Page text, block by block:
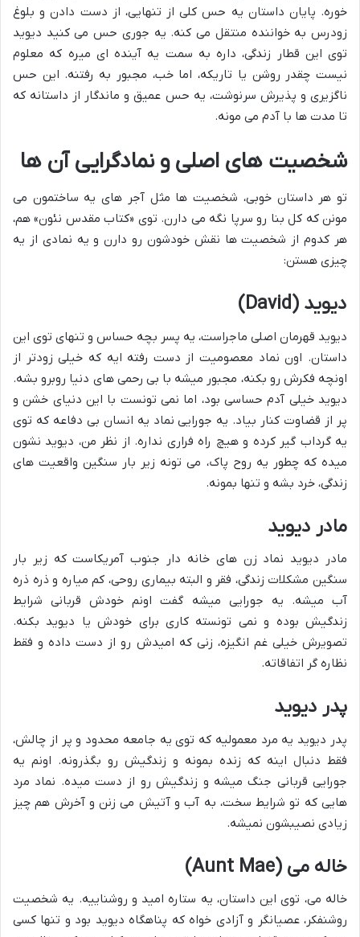
خوره. پایان داستان یه حس کلی از تنهایی، از دست دادن و بلوغ
زودرس به خواننده منتقل می کنه. یه جوری حس می کنید دیوید
توی این قطار زندگی، داره به سمت یه آینده ای میره که معلوم
نیست چقدر روشن یا تاریکه، اما خب، مجبور به رفتنه. این حس
ناگزیری و پذیرش سرنوشت، یه حس عمیق و ماندگار از داستانه که
تا مدت ها با آدم می مونه.
شخصیت های اصلی و نمادگرایی آن ها
تو هر داستان خوبی، شخصیت ها مثل آجر های یه ساختمون می
مونن که کل بنا رو سرپا نگه می دارن. توی «کتاب مقدس نئون» هم،
هر کدوم از شخصیت ها نقش خودشون رو دارن و یه نمادی از یه
چیزی هستن:
دیوید (David)
دیوید قهرمان اصلی ماجراست، یه پسر بچه حساس و تنهای توی این
داستان. اون نماد معصومیت از دست رفته ایه که خیلی زودتر از
اونچه فکرش رو بکنه، مجبور میشه با بی رحمی های دنیا روبرو بشه.
دیوید خیلی آدم حساسی بود، اما نمی تونست با این دنیای خشن و
پر از قضاوت کنار بیاد. یه جورایی نماد یه انسان بی دفاعه که توی
یه گرداب گیر کرده و هیچ راه فراری نداره. از نظر من، دیوید نشون
میده که چطور یه روح پاک، می تونه زیر بار سنگین واقعیت های
زندگی، خرد بشه و تنها بمونه.
مادر دیوید
مادر دیوید نماد زن های خانه دار جنوب آمریکاست که زیر بار
سنگین مشکلات زندگی، فقر و البته بیماری روحی، کم میاره و ذره ذره
آب میشه. یه جورایی میشه گفت اونم خودش قربانی شرایط
زندگیش بوده و نمی تونسته کاری برای خودش یا دیوید بکنه.
تصویرش خیلی غم انگیزه، زنی که امیدش رو از دست داده و فقط
نظاره گر اتفاقاته.
پدر دیوید
پدر دیوید یه مرد معمولیه که توی یه جامعه محدود و پر از چالش،
فقط دنبال اینه که زنده بمونه و زندگیش رو بگذرونه. اونم یه
جورایی قربانی جنگ میشه و زندگیش رو از دست میده. نماد مرد
هایی که تو شرایط سخت، به آب و آتیش می زنن و آخرش هم چیز
زیادی نصیبشون نمیشه.
خاله می (Aunt Mae)
خاله می، توی این داستان، یه ستاره امید و روشناییه. یه شخصیت
روشنفکر، عصیانگر و آزادی خواه که پناهگاه دیوید بود و تنها کسی